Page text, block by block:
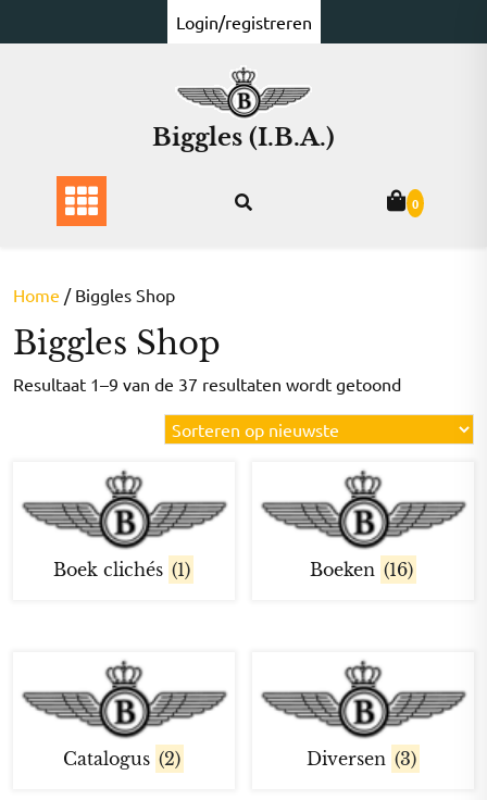
naar
Login/registreren
Biggles (I.B.A.)
0
Home / Biggles Shop
Biggles Shop
Resultaat 1–9 van de 37 resultaten wordt getoondGesorteerd
op
nieuwste
Boek clichés (1) Boeken (16)
Catalogus (2) Diversen (3)